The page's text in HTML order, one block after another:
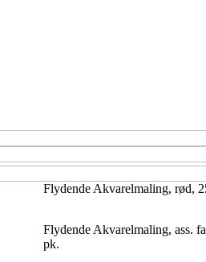
Flydende Akvarelmaling, rød,
Flydende Akvarelmaling, ass.
pk.